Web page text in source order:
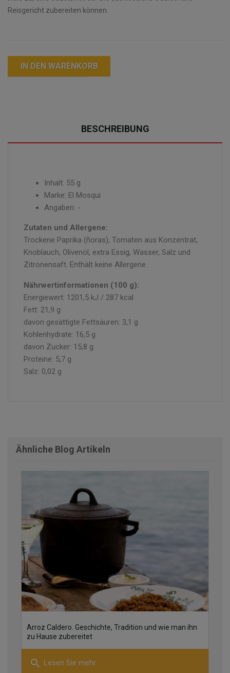
Reisgericht zubereiten können.
IN DEN WARENKORB
BESCHREIBUNG
Inhalt: 55 g
Marke: El Mosqui
Angaben: -
Zutaten und Allergene:
Trockene Paprika (ñoras), Tomaten aus Konzentrat,
Knoblauch, Olivenöl, extra Essig, Wasser, Salz und
Zitronensaft. Enthält keine Allergene.
Nährwertinformationen (100 g):
Energiewert: 1201,5 kJ / 287 kcal
Fett: 21,9 g
davon gesättigte Fettsäuren: 3,1 g
Kohlenhydrate: 16,5 g
davon Zucker: 15,8 g
Proteine: 5,7 g
Salz: 0,02 g
Ähnliche Blog Artikeln
Arroz Caldero. Geschichte, Tradition und wie man ihn
zu Hause zubereitet
search Lesen Sie mehr